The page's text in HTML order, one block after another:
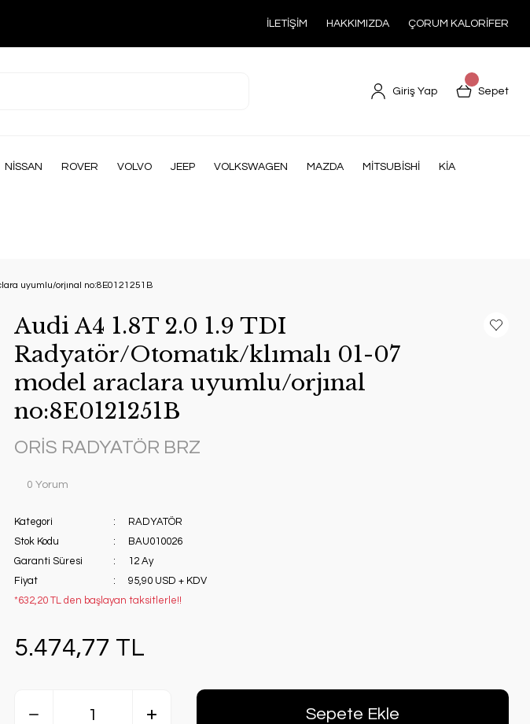
İLETİŞİM HAKKIMIZDA ÇORUM KALORİFER
Giriş Yap Sepet
NİSSAN ROVER VOLVO JEEP VOLKSWAGEN MAZDA MİTSUBİSHİ KİA
uyumlu/orjınal no:8E0121251B
Audi A4 1.8T 2.0 1.9 TDI
Radyatör/Otomatık/klımalı 01-07
model araclara uyumlu/orjınal
no:8E0121251B
ORİS RADYATÖR BRZ
0 Yorum
Kategori
RADYATÖR
Stok Kodu
BAU010026
Garanti Süresi
12 Ay
Fiyat
95,90 USD + KDV
*632,20 TL den başlayan taksitlerle!!
5.474,77 TL
Sepete Ekle